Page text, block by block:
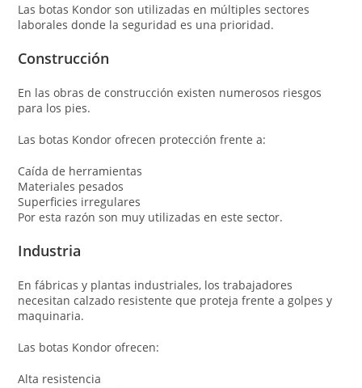
Las botas Kondor son utilizadas en múltiples sectores
laborales donde la seguridad es una prioridad.
Construcción
En las obras de construcción existen numerosos riesgos
para los pies.
Las botas Kondor ofrecen protección frente a:
Caída de herramientas
Materiales pesados
Superficies irregulares
Por esta razón son muy utilizadas en este sector.
Industria
En fábricas y plantas industriales, los trabajadores
necesitan calzado resistente que proteja frente a golpes y
maquinaria.
Las botas Kondor ofrecen:
Alta resistencia